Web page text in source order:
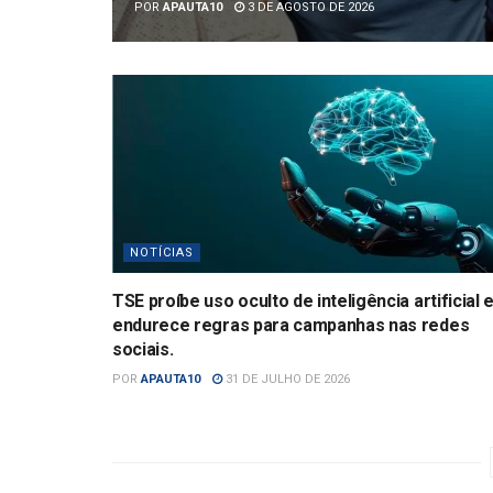
POR APAUTA10 3 DE AGOSTO DE 2026
NOTÍCIAS
TSE proíbe uso oculto de inteligência artificial e
endurece regras para campanhas nas redes
sociais.
POR APAUTA10 31 DE JULHO DE 2026